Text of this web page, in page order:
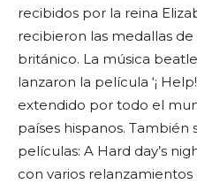
recibidos por la reina
recibieron las medallas
británico. La música
lanzaron la película ‘¡
extendido por todo el
países hispanos. También
películas: A Hard day’s
con varios